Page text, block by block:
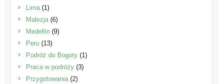
Lima(1)
Malezja(6)
Medellin(9)
Peru(13)
Podróż do Bogoty(1)
Praca w podróży(3)
Przygotowania(2)